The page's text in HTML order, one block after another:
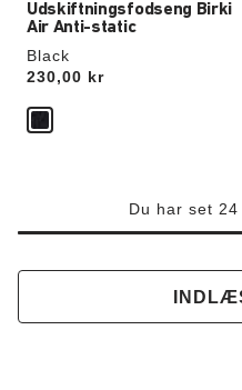
Udskiftningsfodseng Birki
Air Anti-static
Black
Price:
230,00 kr
Du har set